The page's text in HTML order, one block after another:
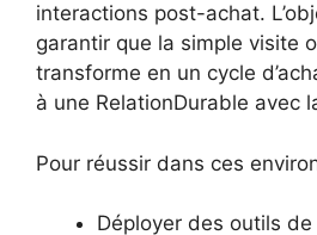
interactions post-achat.
garantir que la simple visite
transforme en un cycle
à une RelationDurable avec
Pour réussir dans ces
Déployer des outils